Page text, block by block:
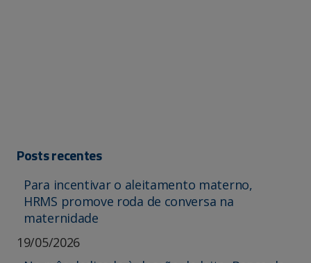
Posts recentes
Para incentivar o aleitamento materno,
HRMS promove roda de conversa na
maternidade
19/05/2026